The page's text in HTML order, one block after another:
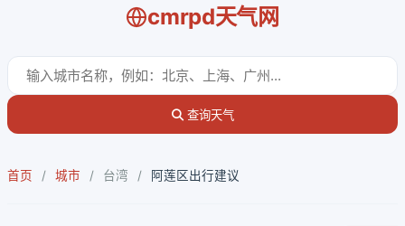
cmrpd天气网
查询天气
首页 / 城市 / 台湾 / 阿莲区出行建议